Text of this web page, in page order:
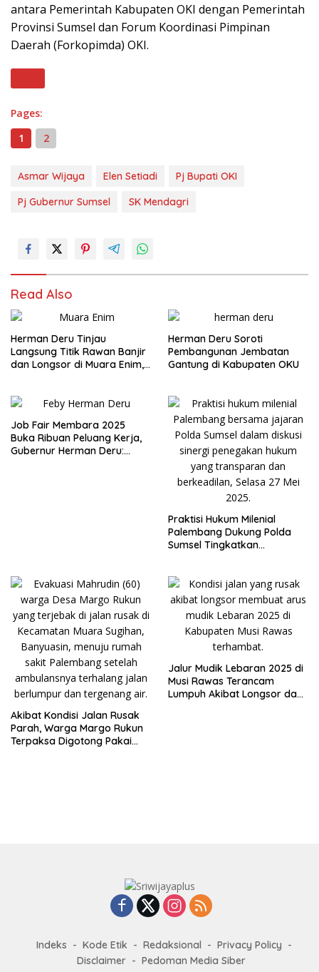
antara Pemerintah Kabupaten OKI dengan Pemerintah
Provinsi Sumsel dan Forum Koordinasi Pimpinan
Daerah (Forkopimda) OKI.
Pages:
1
2
Asmar Wijaya Elen Setiadi
Pj Bupati OKI
Pj Gubernur Sumsel
SK Mendagri
Read Also
Herman Deru Tinjau
Langsung Titik Rawan Banjir
dan Longsor di Muara Enim,
Herman Deru Soroti
Pembangunan Jembatan
Gantung di Kabupaten OKU
Job Fair Membara 2025
Buka Ribuan Peluang Kerja,
Gubernur Herman Deru:
Praktisi Hukum Milenial
Palembang Dukung Polda
Sumsel Tingkatkan
Akibat Kondisi Jalan Rusak
Parah, Warga Margo Rukun
Terpaksa Digotong Pakai
Jalur Mudik Lebaran 2025 di
Musi Rawas Terancam
Lumpuh Akibat Longsor dan
Indeks Kode Etik Redaksional
Privacy Policy
Disclaimer
Pedoman Media Siber